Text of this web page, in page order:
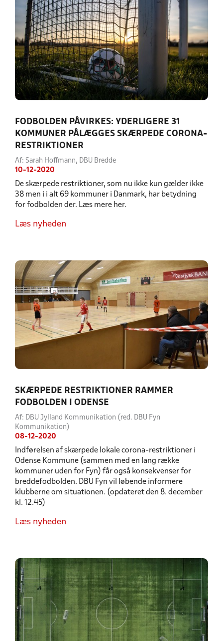
FODBOLDEN PÅVIRKES: YDERLIGERE 31
KOMMUNER PÅLÆGGES SKÆRPEDE CORONA-
RESTRIKTIONER
Af: Sarah Hoffmann, DBU Bredde
10-12-2020
De skærpede restriktioner, som nu ikke kun gælder ikke
38 men i i alt 69 kommuner i Danmark, har betydning
for fodbolden der. Læs mere her.
Læs nyheden
SKÆRPEDE RESTRIKTIONER RAMMER
FODBOLDEN I ODENSE
Af: DBU Jylland Kommunikation (red. DBU Fyn
Kommunikation)
08-12-2020
Indførelsen af skærpede lokale corona-restriktioner i
Odense Kommune (sammen med en lang række
kommuner uden for Fyn) får også konsekvenser for
breddefodbolden. DBU Fyn vil løbende informere
klubberne om situationen. (opdateret den 8. december
kl. 12.45)
Læs nyheden